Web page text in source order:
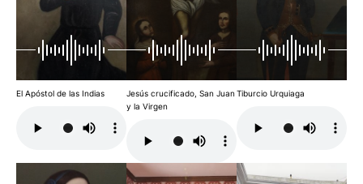
El Apóstol de las Indias
Jesús crucificado, San Juan
y la Virgen
Tiburcio Urquiaga